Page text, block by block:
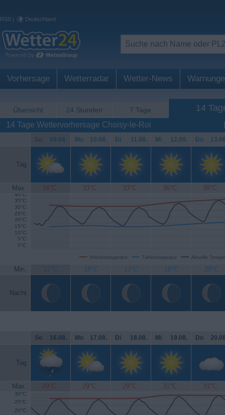
RSS | Deutschland
Vorhersage Wetterradar Wetter-News
Übersicht 24 Stunden 7 Tage 14
14 Tage Wettervorhersage Choisy-le-Roi
So. 09.08. Mo. 10.08. Di. 11.08. Mi. 12.08. Do.
Tag
Max. 34°C 33°C 33°C 36°C 38°C
Höchsttemperatur Tiefsttemperatur Aktuelle
0°C
5°C
10°C
15°C
20°C
25°C
30°C
35°C
40°C
Min. 17°C 18°C 17°C 18°C 20°C
Nacht
So. 16.08. Mo. 17.08. Di. 18.08. Mi. 19.08. Do.
Tag
Max. 29°C 29°C 29°C 31°C 31°C
20°C
25°C
30°C